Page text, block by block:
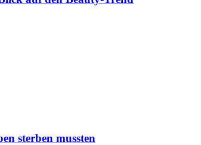
sterben mussten